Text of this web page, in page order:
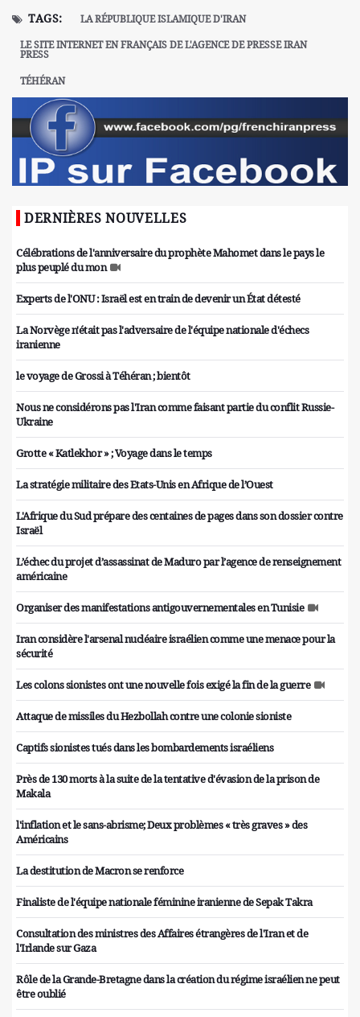
TAGS:
LA RÉPUBLIQUE ISLAMIQUE D'IRAN
LE SITE INTERNET EN FRANÇAIS DE L'AGENCE DE PRESSE IRAN
PRESS
TÉHÉRAN
DERNIÈRES NOUVELLES
Célébrations de l'anniversaire du prophète Mahomet dans le pays le
plus peuplé du mon
Experts de l'ONU : Israël est en train de devenir un État détesté
La Norvège n'était pas l'adversaire de l'équipe nationale d'échecs
iranienne
le voyage de Grossi à Téhéran ; bientôt
Nous ne considérons pas l'Iran comme faisant partie du conflit Russie-
Ukraine
Grotte « Katlekhor » ; Voyage dans le temps
La stratégie militaire des Etats-Unis en Afrique de l’Ouest
L'Afrique du Sud prépare des centaines de pages dans son dossier contre
Israël
L’échec du projet d’assassinat de Maduro par l’agence de renseignement
américaine
Organiser des manifestations antigouvernementales en Tunisie
Iran considère l'arsenal nucléaire israélien comme une menace pour la
sécurité
Les colons sionistes ont une nouvelle fois exigé la fin de la guerre
Attaque de missiles du Hezbollah contre une colonie sioniste
Captifs sionistes tués dans les bombardements israéliens
Près de 130 morts à la suite de la tentative d'évasion de la prison de
Makala
l'inflation et le sans-abrisme; Deux problèmes « très graves » des
Américains
La destitution de Macron se renforce
Finaliste de l'équipe nationale féminine iranienne de Sepak Takra
Consultation des ministres des Affaires étrangères de l'Iran et de
l'Irlande sur Gaza
Rôle de la Grande-Bretagne dans la création du régime israélien ne peut
être oublié